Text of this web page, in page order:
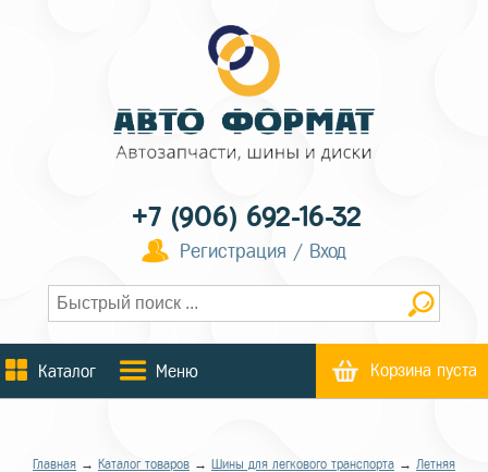
+7 (906) 692-16-32
Регистрация / Вход
Каталог Меню Корзина пуста
Главная → Каталог товаров → Шины для легкового транспорта → Летняя